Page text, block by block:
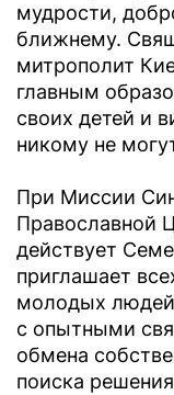
мудрости,
ближнему.
митрополит
главным
своих детей и
никому не
При Миссии
Православной
действует
приглашает
молодых людей
с опытными
обмена
поиска